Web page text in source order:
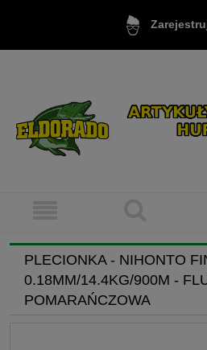
PLECIONKA - NIHONTO
0.18MM/14.4KG/900M -
POMARAŃCZOWA